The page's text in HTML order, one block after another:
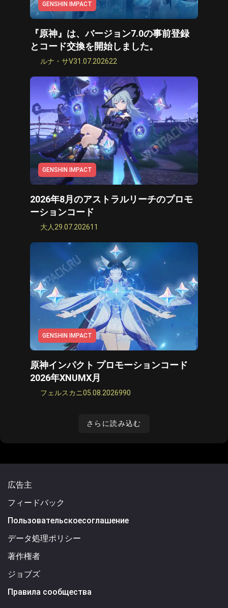
GENSHIN IMPACT
『原神』は、バージョン7.0の事前登録
とコード交換を開始しました。
ルナ・サV31.07.202622
GENSHIN IMPACT
2026年8月のアストラルリーチのプロモ
ーションコード
大人 29.07.202611
GENSHIN IMPACT
原神インパクト プロモーションコード
2026年XNUMX月
フェルスカニ05.08.2026990
さらに読み込む
広告主
フィードバック
Пользовательскоесоглашение
データ処理ポリシー
著作権者
ジョブズ
Правила сообщества